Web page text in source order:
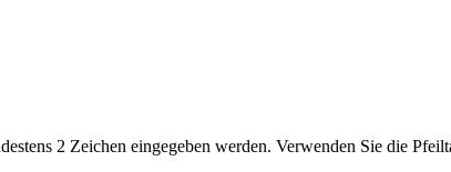
2 Zeichen eingegeben werden. Verwenden Sie die